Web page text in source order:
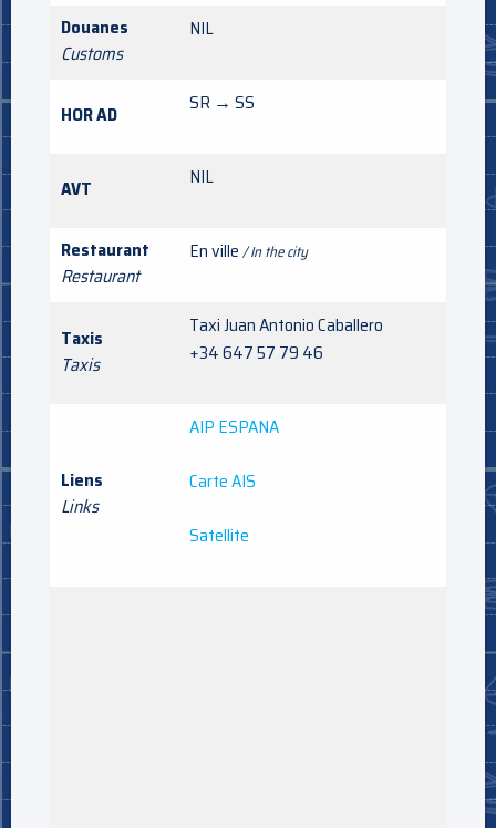
Douanes
Customs
NIL
HOR AD SR → SS
AVT NIL
Restaurant
Restaurant
En ville/ In the city
Taxis
Taxis
Taxi Juan Antonio Caballero
+34 647 57 79 46
Liens
Links
AIP ESPANA
Carte AIS
Satellite